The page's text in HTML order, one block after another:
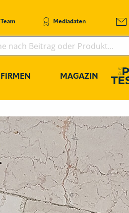
Team Mediadaten
FIRMEN MAGAZIN